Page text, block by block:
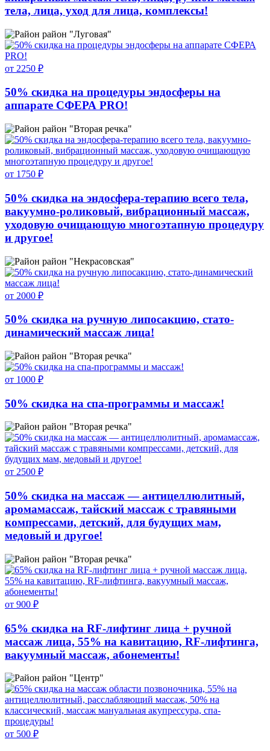
тела, лица, уход для лица, комплексы!
район "Луговая"
от 2250 ₽
50% скидка на процедуры эндосферы на
аппарате СФЕРА PRO!
район "Вторая речка"
от 1750 ₽
50% скидка на эндосфера-терапию всего тела,
вакуумно-роликовый, вибрационный массаж,
уходовую очищающую многоэтапную процедуру
и другое!
район "Некрасовская"
от 2000 ₽
50% скидка на ручную липосакцию, стато-
динамический массаж лица!
район "Вторая речка"
от 1000 ₽
50% скидка на спа-программы и массаж!
район "Вторая речка"
от 2500 ₽
50% скидка на массаж — антицеллюлитный,
аромамассаж, тайский массаж с травяными
компрессами, детский, для будущих мам,
медовый и другое!
район "Вторая речка"
от 900 ₽
65% скидка на RF-лифтинг лица + ручной
массаж лица, 55% на кавитацию, RF-лифтинга,
вакуумный массаж, абонементы!
район "Центр"
от 500 ₽